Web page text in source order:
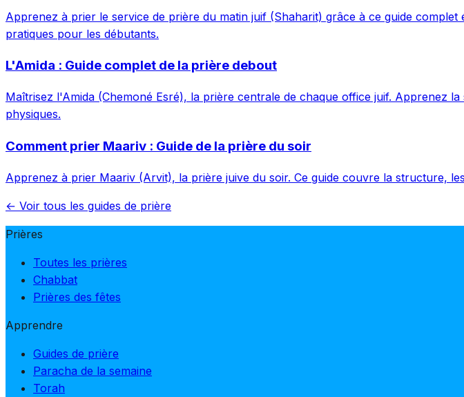
Apprenez à prier le service de prière du matin juif (Shaharit) grâce à ce guide
pratiques pour les débutants.
L'Amida : Guide complet de la prière debout
Maîtrisez l'Amida (Chemoné Esré), la prière centrale de chaque office juif. Apprenez
physiques.
Comment prier Maariv : Guide de la prière du soir
Apprenez à prier Maariv (Arvit), la prière juive du soir. Ce guide couvre la structure,
← Voir tous les guides de prière
Prières
Toutes les prières
Chabbat
Prières des fêtes
Apprendre
Guides de prière
Paracha de la semaine
Torah